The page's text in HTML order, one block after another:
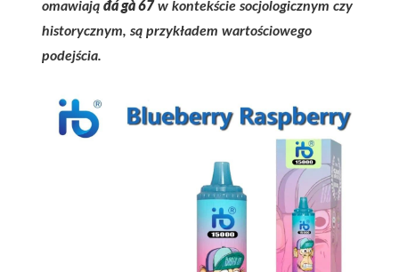
omawiają đá gà 67 w kontekście socjologicznym czy
historycznym, są przykładem wartościowego
podejścia.